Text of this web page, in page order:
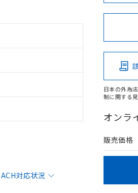
対応状況
日本の外為
制に関する
オンラ
販売価格